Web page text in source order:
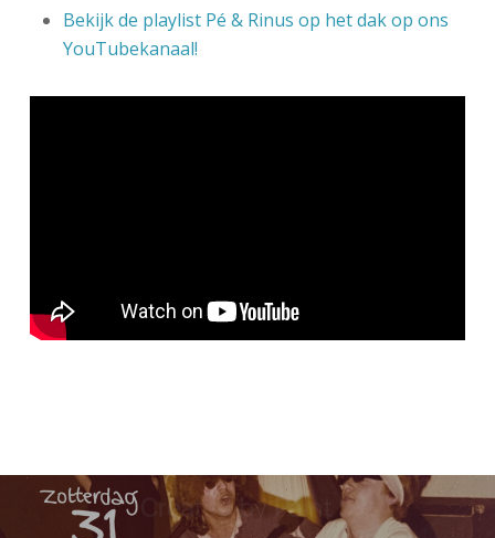
Bekijk de playlist Pé & Rinus op het dak op ons
YouTubekanaal!